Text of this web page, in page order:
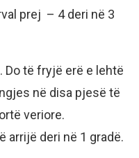
prej – 4 deri në 3
Do të fryjë erë e lehtë
në disa pjesë të
veriore.
arrijë deri në 1 gradë.